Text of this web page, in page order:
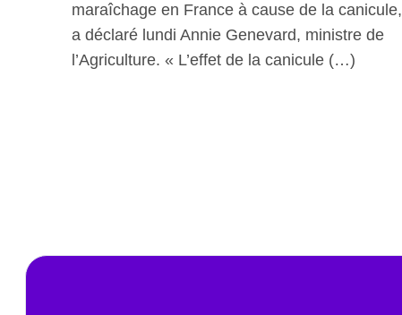
maraîchage en France à cause de la canicule,
a déclaré lundi Annie Genevard, ministre de
l’Agriculture. « L’effet de la canicule (…)